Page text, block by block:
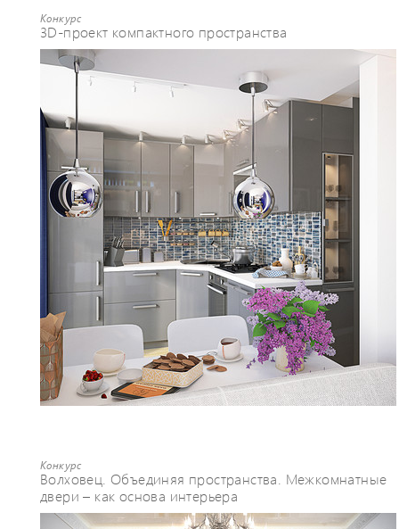
Конкурс
3D-проект компактного пространства
Конкурс
Волховец. Объединяя пространства. Межкомнатные
двери – как основа интерьера